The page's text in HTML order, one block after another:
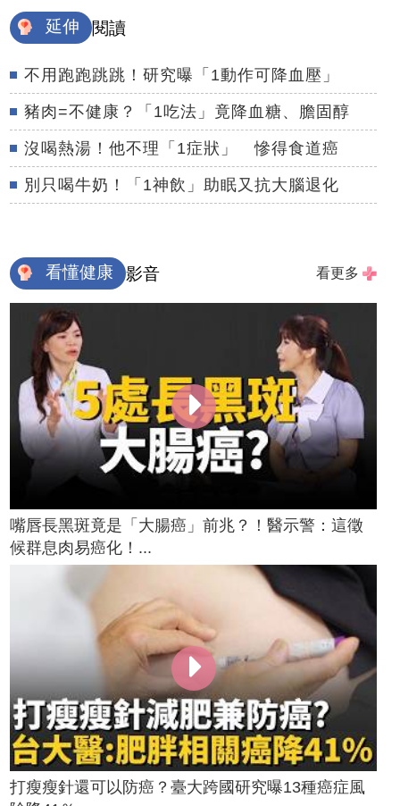
延伸 閱讀
不用跑跑跳跳！研究曝「1動作可降血壓」
豬肉=不健康？「1吃法」竟降血糖、膽固醇
沒喝熱湯！他不理「1症狀」 慘得食道癌
別只喝牛奶！「1神飲」助眠又抗大腦退化
看懂健康 影音 看更多
嘴唇長黑斑竟是「大腸癌」前兆？！醫示警：這徵
候群息肉易癌化！...
打瘦瘦針還可以防癌？臺大跨國研究曝13種癌症風